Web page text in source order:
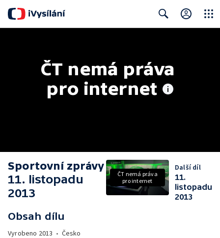
ČT nemá práva
pro internet
Sportovní zprávy
11. listopadu
2013
Obsah dílu
Vyrobeno 2013 • Česko
ČT nemá práva
pro internet
Další díl
11.
listopadu
2013